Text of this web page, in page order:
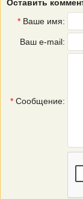
Оставить
* Ваше имя:
Ваш e-mail:
* Сообщение: